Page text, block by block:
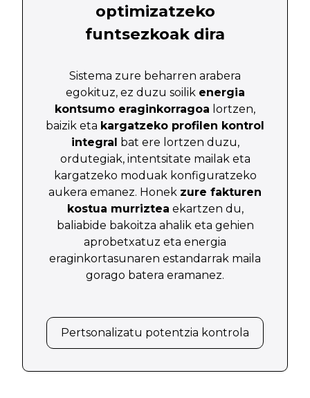
optimizatzeko
funtsezkoak dira
Sistema zure beharren arabera
egokituz, ez duzu soilik energia
kontsumo eraginkorragoa lortzen,
baizik eta kargatzeko profilen kontrol
integral bat ere lortzen duzu,
ordutegiak, intentsitate mailak eta
kargatzeko moduak konfiguratzeko
aukera emanez. Honek zure fakturen
kostua murriztea ekartzen du,
baliabide bakoitza ahalik eta gehien
aprobetxatuz eta energia
eraginkortasunaren estandarrak maila
gorago batera eramanez.
Pertsonalizatu potentzia kontrola